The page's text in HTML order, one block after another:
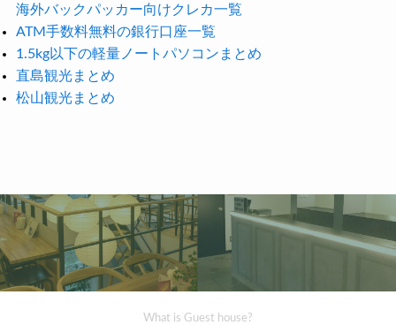
海外バックパッカー向けクレカ一覧
ATM手数料無料の銀行口座一覧
1.5kg以下の軽量ノートパソコンまとめ
直島観光まとめ
松山観光まとめ
What is Guest house?